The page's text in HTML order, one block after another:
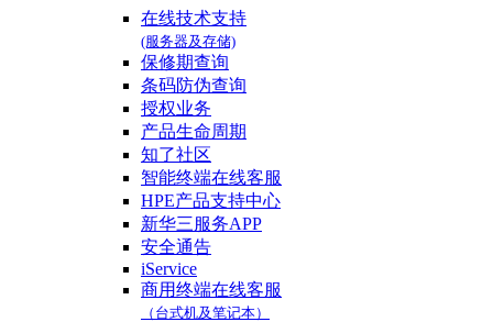
在线技术支持
(服务器及存储)
保修期查询
条码防伪查询
授权业务
产品生命周期
知了社区
智能终端在线客服
HPE产品支持中心
新华三服务APP
安全通告
iService
商用终端在线客服
（台式机及笔记本）